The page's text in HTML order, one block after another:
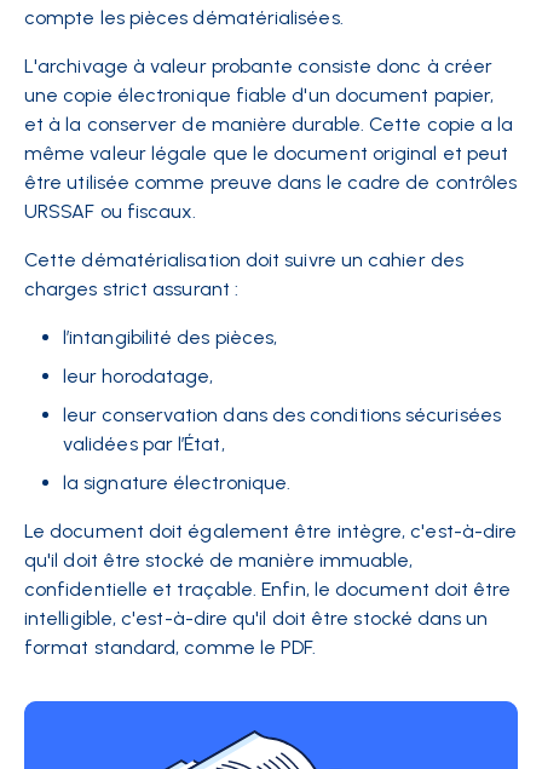
compte les pièces dématérialisées.
L'archivage à valeur probante consiste donc à créer
une copie électronique fiable d'un document papier,
et à la conserver de manière durable. Cette copie a la
même valeur légale que le document original et peut
être utilisée comme preuve dans le cadre de contrôles
URSSAF ou fiscaux.
Cette dématérialisation doit suivre un cahier des
charges strict assurant :
l’intangibilité des pièces,
leur horodatage,
leur conservation dans des conditions sécurisées
validées par l’État,
la signature électronique.
Le document doit également être intègre, c'est-à-dire
qu'il doit être stocké de manière immuable,
confidentielle et traçable. Enfin, le document doit être
intelligible, c'est-à-dire qu'il doit être stocké dans un
format standard, comme le PDF.